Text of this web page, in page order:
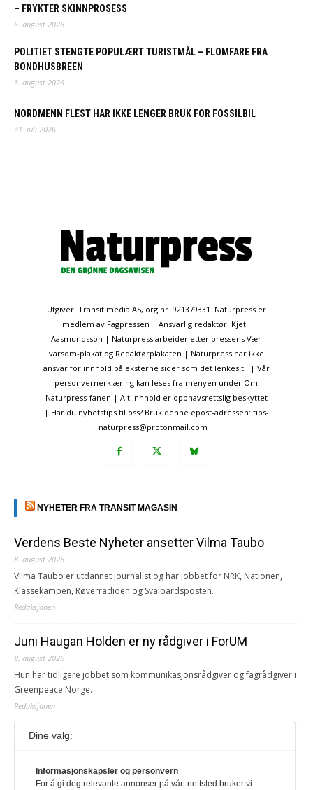
– FRYKTER SKINNPROSESS
6. august 2026
POLITIET STENGTE POPULÆRT TURISTMÅL – FLOMFARE FRA
BONDHUSBREEN
3. august 2026
NORDMENN FLEST HAR IKKE LENGER BRUK FOR FOSSILBIL
31. juli 2026
Utgiver: Transit media AS, org.nr. 921379331. Naturpress er
medlem av Fagpressen | Ansvarlig redaktør: Kjetil
Aasmundsson | Naturpress arbeider etter pressens Vær
varsom-plakat og Redaktørplakaten | Naturpress har ikke
ansvar for innhold på eksterne sider som det lenkes til | Vår
personvernerklæring kan leses fra menyen under Om
Naturpress-fanen | Alt innhold er opphavsrettslig beskyttet
| Har du nyhetstips til oss? Bruk denne epost-adressen: tips-
naturpress@protonmail.com |
NYHETER FRA TRANSIT MAGASIN
Verdens Beste Nyheter ansetter Vilma Taubo
8. august 2026
Vilma Taubo er utdannet journalist og har jobbet for NRK, Nationen,
Klassekampen, Røverradioen og Svalbardsposten.
Redaksjonen
Juni Haugan Holden er ny rådgiver i ForUM
8. august 2026
Hun har tidligere jobbet som kommunikasjonsrådgiver og fagrådgiver i
Greenpeace Norge.
Redaksjonen
Journalist fra Vietnam idømt 7 års fengsel
Kommunistpartiet i Vietnam har total kontroll over alle offisielle medier,
Dine valg:
Informasjonskapsler og personvern
For å gi deg relevante annonser på vårt nettsted bruker vi